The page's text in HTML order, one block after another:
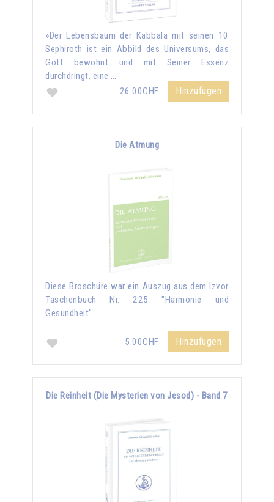
»Der Lebensbaum der Kabbala mit seinen 10
Sephiroth ist ein Abbild des Universums, das
Gott bewohnt und mit Seiner Essenz
durchdringt, eine …
26.00CHF
Hinzufügen
Die Atmung
Diese Broschüre war ein Auszug aus dem Izvor
Taschenbuch Nr. 225 "Harmonie und
Gesundheit".
5.00CHF Hinzufügen
Die Reinheit (Die Mysterien von Jesod) - Band 7